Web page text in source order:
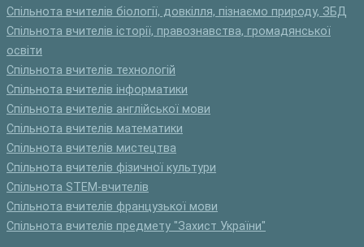
Спільнота вчителів біології, довкілля, пізнаємо природу, ЗБД
Спільнота вчителів історії, правознавства, громадянської
освіти
Спільнота вчителів технологій
Спільнота вчителів інформатики
Спільнота вчителів англійської мови
Спільнота вчителів математики
Спільнота вчителів мистецтва
Спільнота вчителів фізичної культури
Спільнота STEM-вчителів
Спільнота вчителів французької мови
Спільнота вчителів предмету "Захист України"